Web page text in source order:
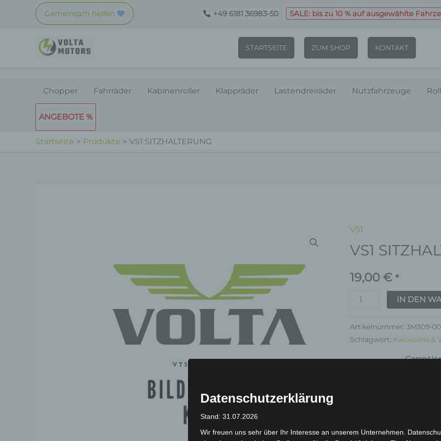
Gemeinsam helfen +49 6181 36983-50 SALE: bis zu 10 % auf ausgewählte
STARTSEITE ZUM SHOP KONTAKT
Chopper Fahrräder Kabinenroller Klappräder Lastendreiräder Nutzfahrzeuge
ANGEBOTE %
Startseite Produkte VS1 SITZHALTERUNG
VS1
VS1
19,00 € *
VS1
SITZHALTERUNG
IN DEN
Artikelnummer:3M309-
Schlagwort: Karosserie &
inkl. 19 % MwSt.
Datenschutzerklärung
Stand: 31.07.2026
Wir freuen uns sehr über Ihr Interesse an unserem Unternehmen.